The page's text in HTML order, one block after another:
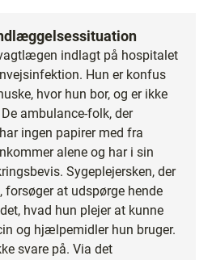
indlagt på hospitalet
Hun er konfus
hvor hun bor, og er ikke
ambulance-folk, der
ingen papirer med fra
alene og har i sin
Sygeplejersken, der
forsøger at udspørge hende
hvad hun plejer at kunne
og hjælpemidler hun bruger.
svare på. Via det